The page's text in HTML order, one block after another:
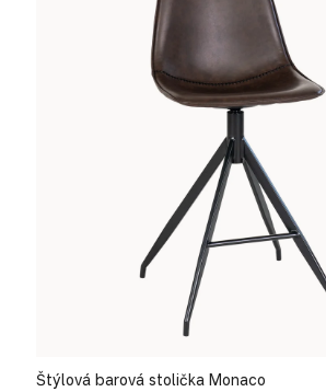
Štýlová barová stolička Monaco